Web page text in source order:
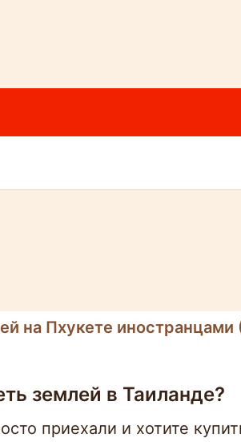
на Пхукете иностранцами
землей в Таиланде?
приехали и хотите